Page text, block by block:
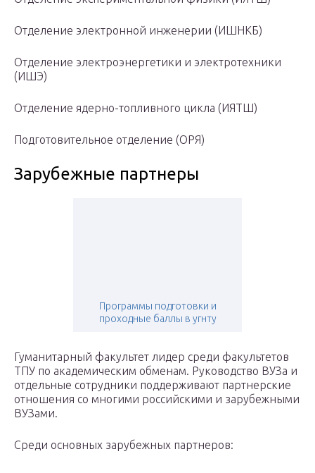
Отделение электронной инженерии (ИШНКБ)
Отделение электроэнергетики и электротехники
(ИШЭ)
Отделение ядерно-топливного цикла (ИЯТШ)
Подготовительное отделение (ОРЯ)
Зарубежные партнеры
Программы подготовки и
проходные баллы в угнту
Гуманитарный факультет лидер среди факультетов
ТПУ по академическим обменам. Руководство ВУЗа и
отдельные сотрудники поддерживают партнерские
отношения со многими российскими и зарубежными
ВУЗами.
Среди основных зарубежных партнеров: